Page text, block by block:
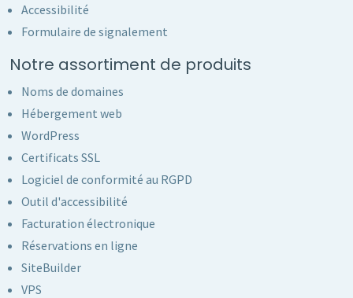
Accessibilité
Formulaire de signalement
Notre assortiment de produits
Noms de domaines
Hébergement web
WordPress
Certificats SSL
Logiciel de conformité au RGPD
Outil d'accessibilité
Facturation électronique
Réservations en ligne
SiteBuilder
VPS